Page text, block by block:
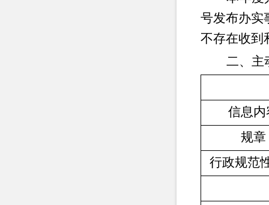
号发布办实
不存在收到
二、主
信息内
规章
行政规范